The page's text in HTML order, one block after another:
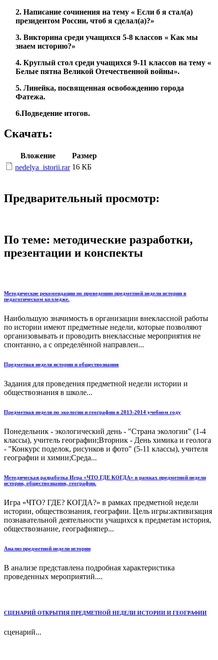
2. Написание сочинения на тему « Если б я стал(а)
президентом России, чтоб я сделал(а)?»
3. Викторина среди учащихся 5-8 классов « Как мы
знаем историю?»
4. Круглый стол среди учащихся 9-11 классов на тему «
Белые пятна Великой Отечественной войны».
5. Линейка, посвященная освобождению города
Фатежа.
6.Подведение итогов.
Скачать:
Вложение
Размер
nedelya_istorii.rar 16 КБ
Предварительный просмотр:
По теме: методические разработки,
презентации и конспекты
Методические рекомендации по проведению предметной недели истории в
педагогическом колледже.
Наибольшую значимость в организации внеклассной работы
по истории имеют предметные недели, которые позволяют
организовывать и проводить внеклассные мероприятия не
спонтанно, а с определённой направлен...
Предметная неделя истории и обществознания
Задания для проведения предметной недели истории и
обществознания в школе...
Предметная неделя по экологии и географии в 2013-2014 учебном году
Понедельник - экологический день - "Страна экологии" (1-4
классы), учитель географии;Вторник - День химика и геолога
- "Конкурс поделок, рисунков и фото" (5-11 классы), учителя
географии и химии;Среда...
Методическая разработка Игра «ЧТО ГДЕ КОГДА» в рамках предметной недели
истории, обществознания, географии.
Игра «ЧТО? ГДЕ? КОГДА?» в рамках предметной недели
истории, обществознания, географии. Цель игры:активизация
познавательной деятельности учащихся к предметам история,
обществознание, географияпер...
Анализ предметной недели истории
В анализе представлена подробная характеристика
проведенных мероприятий....
СЦЕНАРИЙ ОТКРЫТИЯ ПРЕДМЕТНОЙ НЕДЕЛИ ИСТОРИИ И ГЕОГРАФИИ
сценарий...